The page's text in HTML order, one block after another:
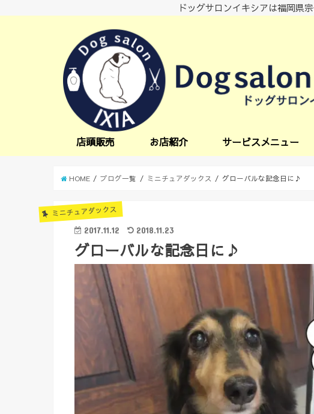
ドッグサロンイキシアは福岡県
店頭販売 お店紹介 サービスメニュー
HOME ブログ一覧 ミニチュアダックス グローバルな記念日に♪
ミニチュアダックス
2017.11.12 2018.11.23
グローバルな記念日に♪